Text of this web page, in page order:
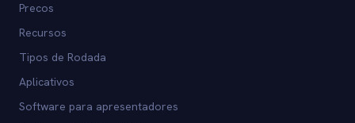
Precos
Recursos
Tipos de Rodada
Aplicativos
Software para apresentadores